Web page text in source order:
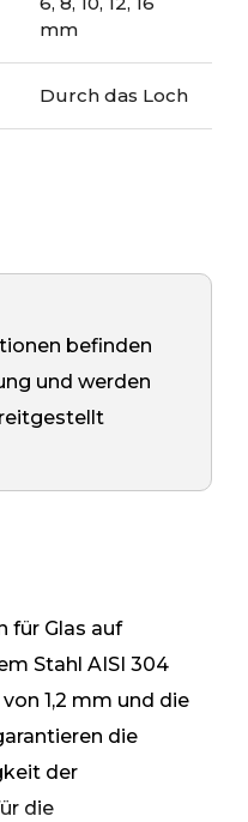
mm
Durch das Loch
befinden
und werden
für Glas auf
Stahl AISI 304
1,2 mm und die
die
der
die